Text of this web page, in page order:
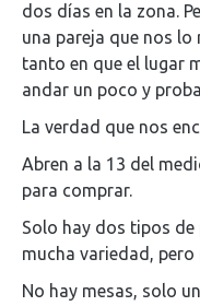
dos días en la zona.
una pareja que nos
tanto en que el lugar
andar un poco y
La verdad que nos
Abren a la 13 del
para comprar.
Solo hay dos tipos de
mucha variedad, pero
No hay mesas, solo